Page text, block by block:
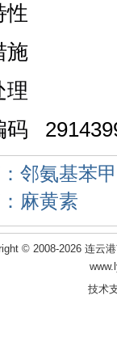
性
施
理
码
：邻氨基苯
麻黄素
© 2008-2026 连云
技术